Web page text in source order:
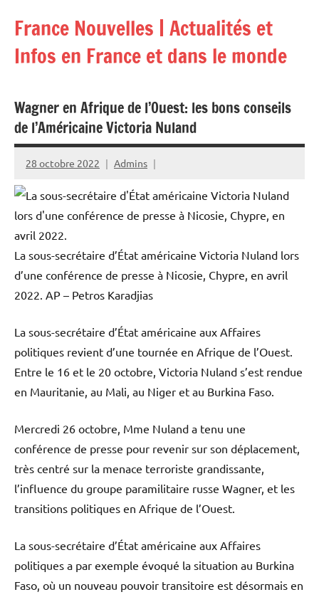
contenu
France Nouvelles | Actualités et
Infos en France et dans le monde
Wagner en Afrique de l’Ouest: les bons conseils
de l’Américaine Victoria Nuland
28 octobre 2022 Admins
La sous-secrétaire d’État américaine Victoria Nuland lors
d’une conférence de presse à Nicosie, Chypre, en avril
2022. AP – Petros Karadjias
La sous-secrétaire d’État américaine aux Affaires
politiques revient d’une tournée en Afrique de l’Ouest.
Entre le 16 et le 20 octobre, Victoria Nuland s’est rendue
en Mauritanie, au Mali, au Niger et au Burkina Faso.
Mercredi 26 octobre, Mme Nuland a tenu une
conférence de presse pour revenir sur son déplacement,
très centré sur la menace terroriste grandissante,
l’influence du groupe paramilitaire russe Wagner, et les
transitions politiques en Afrique de l’Ouest.
La sous-secrétaire d’État américaine aux Affaires
politiques a par exemple évoqué la situation au Burkina
Faso, où un nouveau pouvoir transitoire est désormais en